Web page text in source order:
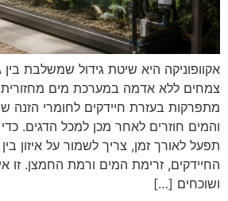
אקוופוניקה היא שיטת גידול שמשלבת בין
צמחים ללא אדמה במערכת מים
מתפרקות בעזרת חיידקים לחומרי הזנה
והמים חוזרים לאחר מכן למכל הדגים.
תפעל לאורך זמן, צריך לשמור על איזון
החיידקים, זרימת המים ורמת החמצן. זו
ושוכחים […]